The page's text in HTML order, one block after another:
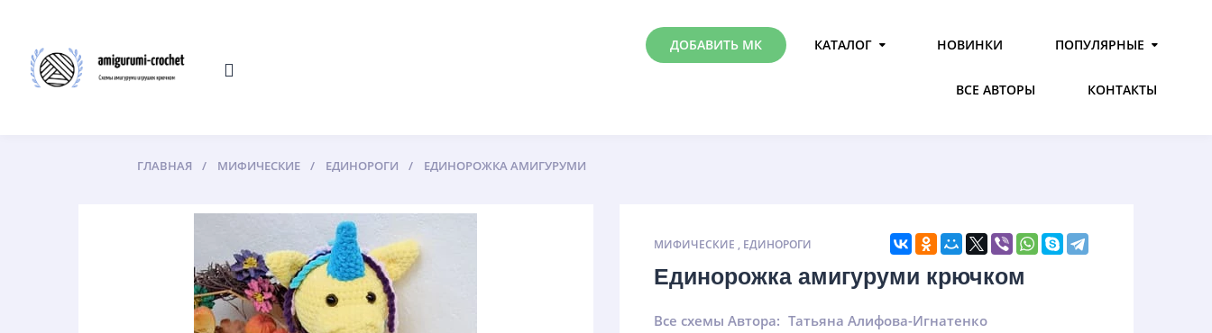
ДОБАВИТЬ МК КАТАЛОГ НОВИНКИ ПОПУЛЯРНЫЕ
ВСЕ АВТОРЫ КОНТАКТЫ
ГЛАВНАЯ МИФИЧЕСКИЕ ЕДИНОРОГИ ЕДИНОРОЖКА АМИГУРУМИ
МИФИЧЕСКИЕ , ЕДИНОРОГИ
Единорожка амигуруми крючком
Все схемы Автора: Татьяна Алифова-Игнатенко